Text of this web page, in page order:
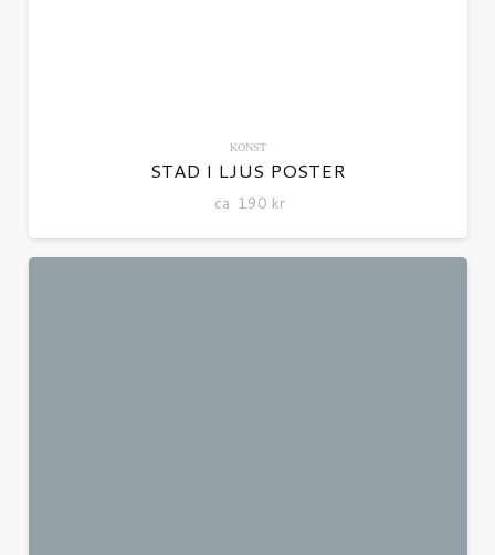
KONST
STAD I LJUS POSTER
ca 190 kr